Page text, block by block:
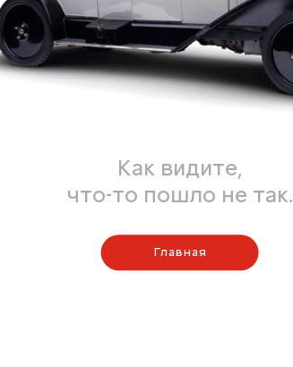
Как видите,
что-то пошло не так.
Главная